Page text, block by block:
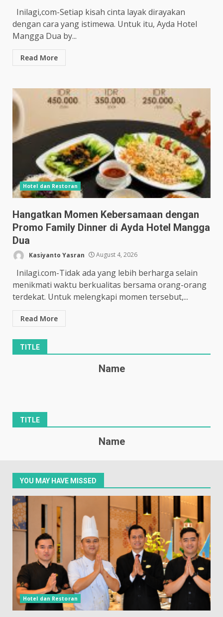
Inilagi,com-Setiap kisah cinta layak dirayakan
dengan cara yang istimewa. Untuk itu, Ayda Hotel
Mangga Dua by...
Read More
Hotel dan Restoran
Hangatkan Momen Kebersamaan dengan
Promo Family Dinner di Ayda Hotel Mangga
Dua
Kasiyanto Yasran August 4, 2026
Inilagi.com-Tidak ada yang lebih berharga selain
menikmati waktu berkualitas bersama orang-orang
terdekat. Untuk melengkapi momen tersebut,...
Read More
TITLE
Name
TITLE
Name
YOU MAY HAVE MISSED
Hotel dan Restoran